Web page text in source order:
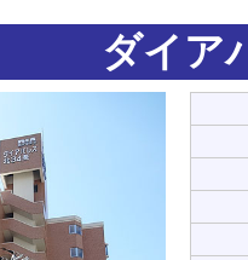
ダイア